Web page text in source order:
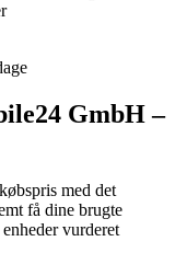
GmbH –
med det
få dine brugte
vurderet